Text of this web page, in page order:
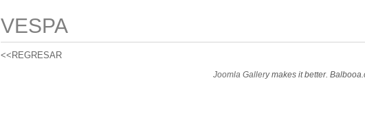
VESPA
<<REGRESAR
Joomla Gallerymakes it better.